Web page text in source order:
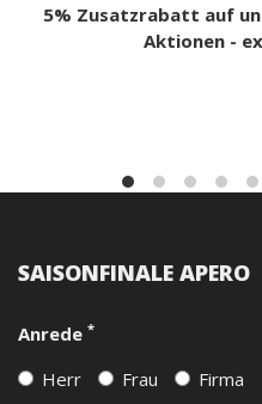
5% Zusatzrabatt auf
Aktionen -
SAISONFINALE APERO
Anrede *
Herr Frau
Firma